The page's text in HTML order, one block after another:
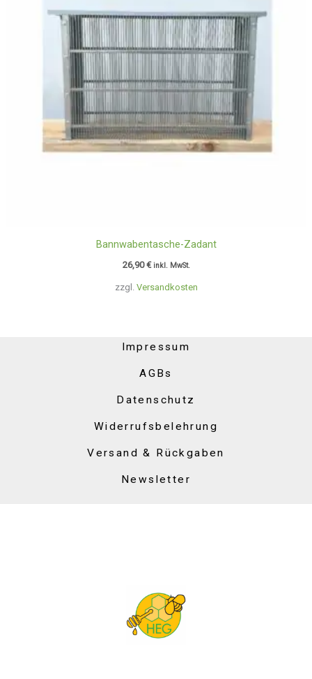
zzgl. Versandkosten
Bannwabentasche-Zadant
26,90€ inkl. MwSt.
Impressum
AGBs
Datenschutz
Widerrufsbelehrung
Versand & Rückgaben
Newsletter